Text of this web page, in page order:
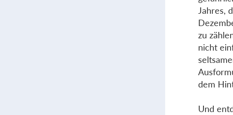
Jahres,
zu
nicht
dem
Und